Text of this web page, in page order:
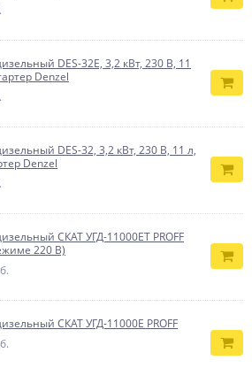
DES-32E, 3,2 кВт, 230 В, 11
Denzel
DES-32, 3,2 кВт, 230 В, 11 л,
Denzel
СКАТ УГД-11000ЕТ PROFF
220 В)
СКАТ УГД-11000Е PROFF